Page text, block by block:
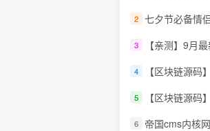
2 七夕节必备情侣
3 【亲测】9月最新升级版
4 【区块链源码】币圈钱包新合约
5 【区块链源码】新版精品4链
6 帝国cms内核网